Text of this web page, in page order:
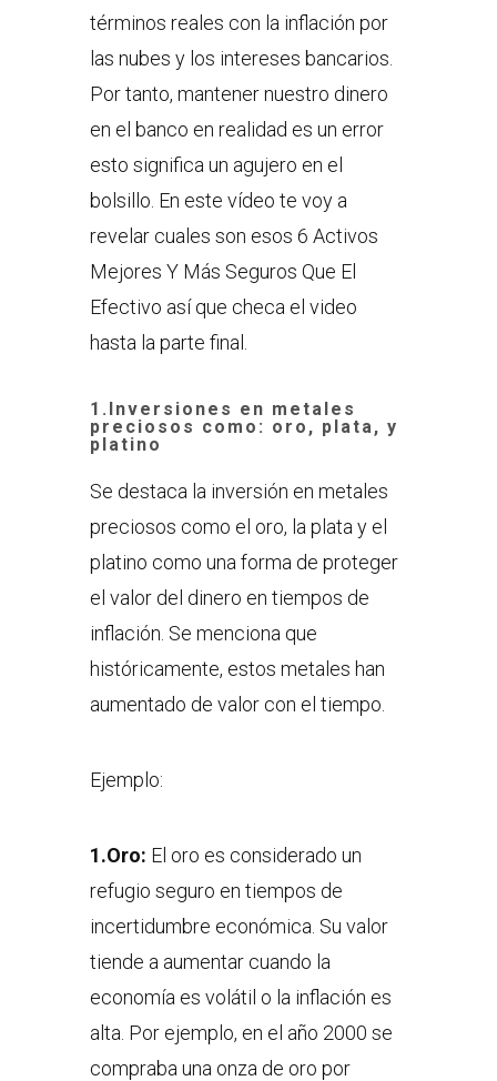
términos reales con la inflación por
las nubes y los intereses bancarios.
Por tanto, mantener nuestro dinero
en el banco en realidad es un error
esto significa un agujero en el
bolsillo. En este vídeo te voy a
revelar cuales son esos 6 Activos
Mejores Y Más Seguros Que El
Efectivo así que checa el video
hasta la parte final.
1.Inversiones en metales
preciosos como: oro, plata, y
platino
Se destaca la inversión en metales
preciosos como el oro, la plata y el
platino como una forma de proteger
el valor del dinero en tiempos de
inflación. Se menciona que
históricamente, estos metales han
aumentado de valor con el tiempo.
Ejemplo:
1.Oro: El oro es considerado un
refugio seguro en tiempos de
incertidumbre económica. Su valor
tiende a aumentar cuando la
economía es volátil o la inflación es
alta. Por ejemplo, en el año 2000 se
compraba una onza de oro por